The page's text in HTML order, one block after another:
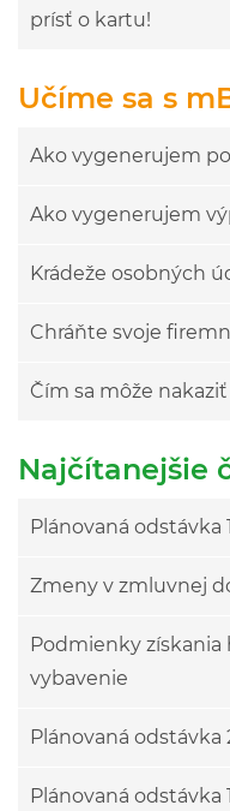
prísť o kartu!
Učíme sa s
Ako vygenerujem
Ako vygenerujem
Krádeže osobných
Chráňte svoje
Čím sa môže
Najčítanejšie
Plánovaná odstávka
Zmeny v zmluvnej
Podmienky získania
vybavenie
Plánovaná odstávka
Plánovaná odstávka